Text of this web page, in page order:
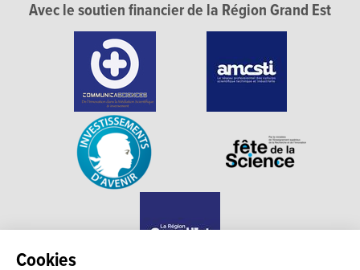
Cookies
Avec le soutien financier de la Région Grand Est